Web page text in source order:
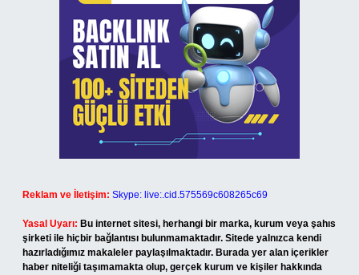
Reklam ve İletişim: Skype: live:.cid.575569c608265c69
Yasal Uyarı: Bu internet sitesi, herhangi bir marka, kurum veya şahıs
şirketi ile hiçbir bağlantısı bulunmamaktadır. Sitede yalnızca kendi
hazırladığımız makaleler paylaşılmaktadır. Burada yer alan içerikler
haber niteliği taşımamakta olup, gerçek kurum ve kişiler hakkında